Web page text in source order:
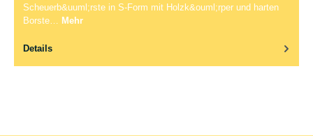
Scheuerb&uuml;rste in S-Form mit Holzk&ouml;rper und harten
Borste… Mehr
Details